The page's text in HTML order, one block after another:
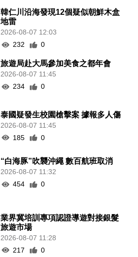
韓仁川沿海發現12個疑似朝鮮木盒
地雷
2026-08-07 12:03
232
0
旅遊局赴大馬參加美食之都年會
2026-08-07 11:45
234
0
泰國疑發生校園槍擊案 據報多人傷
2026-08-07 11:45
185
0
“白海豚”吹襲沖繩 數百航班取消
2026-08-07 11:32
454
0
業界冀培訓專項認證導遊對接銀髮
旅遊市場
2026-08-07 11:28
217
0